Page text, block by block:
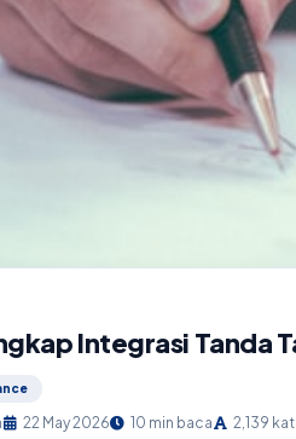
Integrasi Tanda
22 May 2026 10 min baca 2,139